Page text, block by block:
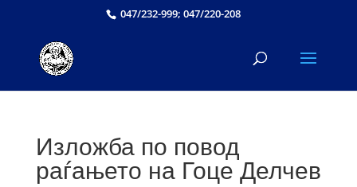
047/232-999; 047/220-208
Изложба по повод
раѓањето на Гоце Делчев